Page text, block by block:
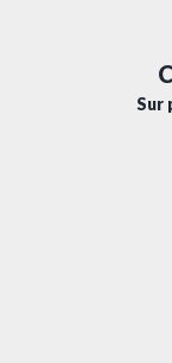
Sur